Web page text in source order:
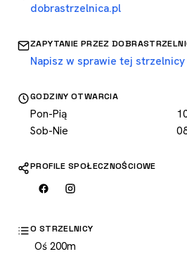
dobrastrzelnica.pl
ZAPYTANIE PRZEZ
Napisz w sprawie tej strzelnicy
GODZINY OTWARCIA
Pon-Pią
Sob-Nie
PROFILE SPOŁECZNOŚCIOWE
O STRZELNICY
Oś 200m